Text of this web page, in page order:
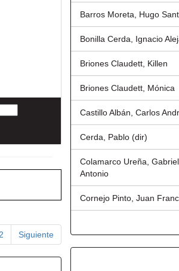
2 Siguiente
Barros Moreta, Hugo
Bonilla Cerda, Ignacio
Briones Claudett, Killen
Briones Claudett, Mónica
Castillo Albán, Carlos
Cerda, Pablo (dir)
Colamarco Ureña, Gabriel
Antonio
Cornejo Pinto, Juan